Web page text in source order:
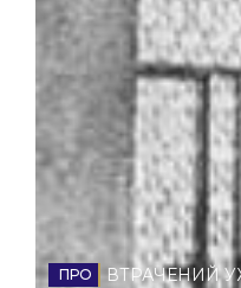
НОВИНИ
ФОТО
ВІДЕОВТРАЧЕНИЙ